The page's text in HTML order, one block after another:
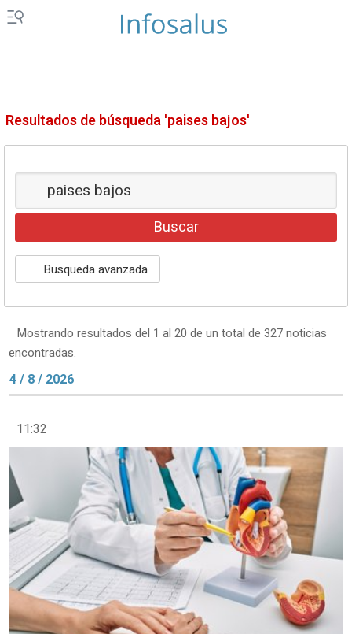
Resultados de búsqueda 'paises bajos'
Busqueda avanzada
Mostrando resultados del 1 al 20 de un total de 327 noticias
encontradas.
4 / 8 / 2026
11:32